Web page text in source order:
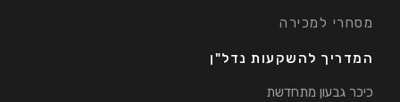
מסחרי למכירה
המדריך להשקעות נדל"ן
כיכר גבעון מתחדשת